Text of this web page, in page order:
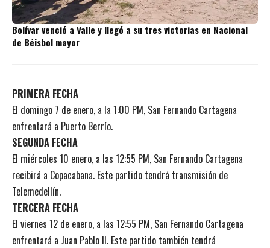
Bolívar venció a Valle y llegó a su tres victorias en Nacional
de Béisbol mayor
PRIMERA FECHA
El domingo 7 de enero, a la 1:00 PM, San Fernando Cartagena
enfrentará a Puerto Berrío.
SEGUNDA FECHA
El miércoles 10 enero, a las 12:55 PM, San Fernando Cartagena
recibirá a Copacabana. Este partido tendrá transmisión de
Telemedellín.
TERCERA FECHA
El viernes 12 de enero, a las 12:55 PM, San Fernando Cartagena
enfrentará a Juan Pablo II. Este partido también tendrá